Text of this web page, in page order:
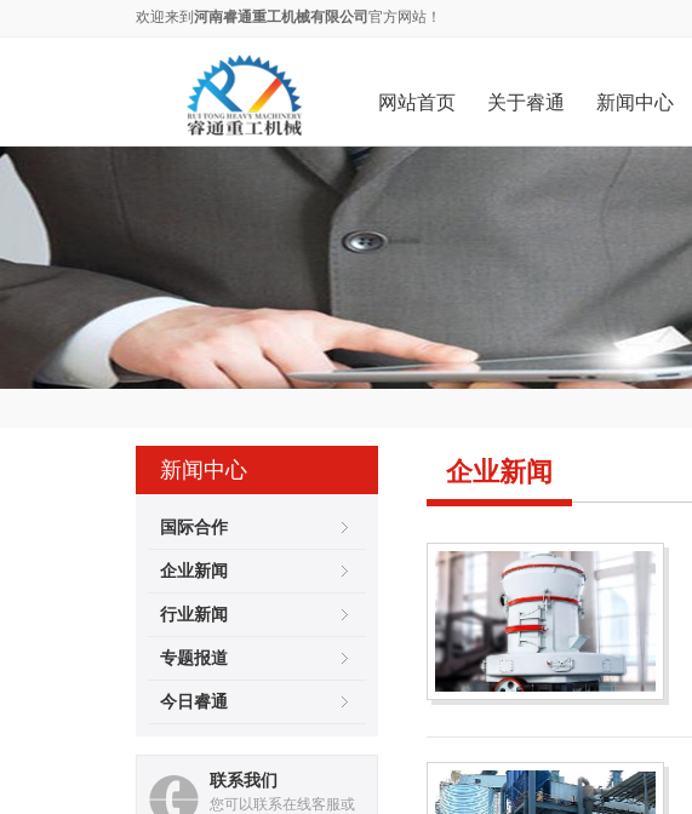
欢迎来到 河南睿通重工机械有限公司 官方网站！
网站首页 关于睿通 新闻中心
新闻中心
国际合作
企业新闻
行业新闻
专题报道
今日睿通
联系我们
您可以联系在线客服或
企业新闻